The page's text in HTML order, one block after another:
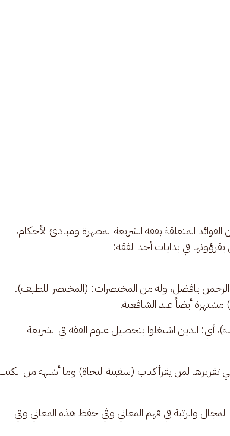
المتعلقة بفقه الشريعة المطهرة ومبادئ الأحكام،
في بدايات أخذ الفقه:
بافضل، وله من المختصرات: (المختصر اللطيف).
أيضاً عند الشافعية.
أي: الذين اشتغلوا بتحصيل علوم الفقه في الشريعة
تقريرها لمن يقرأ كتاب (سفينة النجاة) وما أشبهه من
والرتبة في فهم المعاني وفي حفظ هذه المعاني وفي